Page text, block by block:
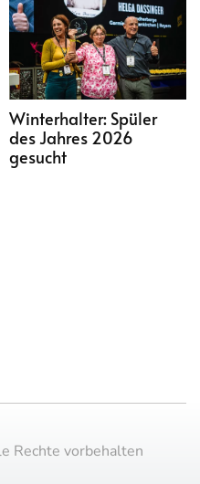
Winterhalter: Spüler
des Jahres 2026
gesucht
Rechte vorbehalten